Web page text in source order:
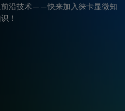
前沿技术——快来加入徕卡显微知
！